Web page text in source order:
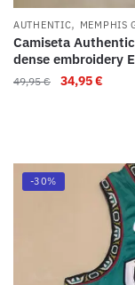
AUTHENTIC, MEMPHIS
Camiseta
dense embroidery
49,95€ 34,95€
-30%